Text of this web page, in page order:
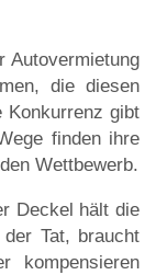
Autovermietung
die diesen
Konkurrenz gibt
finden ihre
Wettbewerb.
Deckel hält die
Tat, braucht
kompensieren